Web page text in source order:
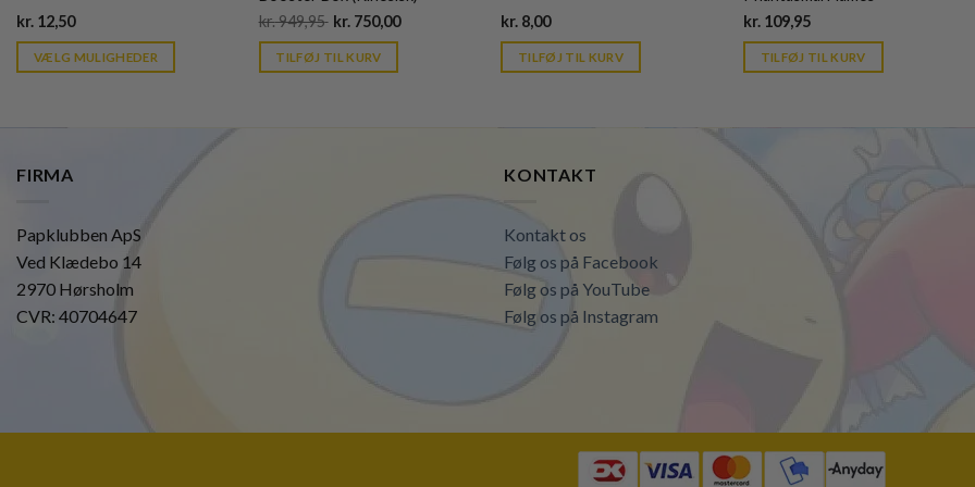
kr. 12,50Current
is:
kr. 39,95.
VÆLG MULIGHEDER
kr.949,95 Original
was:
kr. 949,95.
kr.750,00Current
TILFØJ TIL KURV
kr. 8,00Current
is:
kr. 39,95.
TILFØJ TIL KURV
kr.109,95Current
is:
kr. 39,95.
TILFØJ TIL KURV
FIRMA
Papklubben ApS
Ved Klædebo 14
2970 Hørsholm
CVR: 40704647
KONTAKT
Kontakt os
Følg os på Facebook
Følg os på YouTube
Følg os på Instagram